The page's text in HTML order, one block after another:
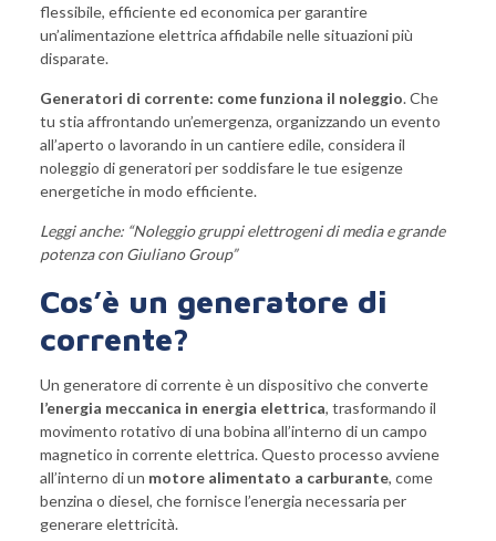
flessibile, efficiente ed economica per garantire
un’alimentazione elettrica affidabile nelle situazioni più
disparate.
Generatori di corrente: come funziona il noleggio. Che
tu stia affrontando un’emergenza, organizzando un evento
all’aperto o lavorando in un cantiere edile, considera il
noleggio di generatori per soddisfare le tue esigenze
energetiche in modo efficiente.
Leggi anche: “Noleggio gruppi elettrogeni di media e grande
potenza con Giuliano Group”
Cos’è un generatore di
corrente?
Un generatore di corrente è un dispositivo che converte
l’energia meccanica in energia elettrica, trasformando il
movimento rotativo di una bobina all’interno di un campo
magnetico in corrente elettrica. Questo processo avviene
all’interno di un motore alimentato a carburante, come
benzina o diesel, che fornisce l’energia necessaria per
generare elettricità.